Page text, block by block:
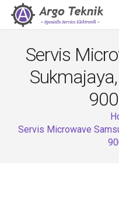
Servis
Servis Microwave